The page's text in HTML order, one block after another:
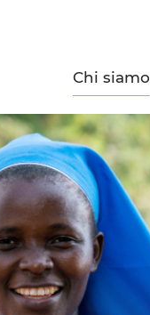
Chi siamo